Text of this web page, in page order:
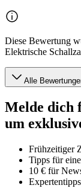
Diese Bewertung
Elektrische
Alle
Melde dich
um
Frühzeitiger
Tipps für
10 € für